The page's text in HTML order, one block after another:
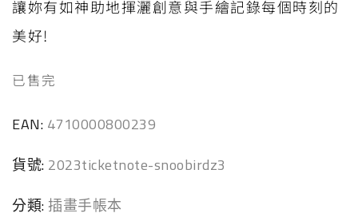
讓妳有如神助地揮灑創意與手繪記錄每個時刻的
美好!
已售完
EAN: 4710000800239
貨號: 2023ticketnote-snoobirdz3
分類: 插畫手帳本